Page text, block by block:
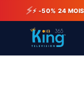
⚡⚡ -50% 24 MOIS